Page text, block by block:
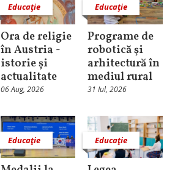
Educaţie
Ora de religie
în Austria -
istorie și
actualitate
06 Aug, 2026
Educaţie
Programe de
robotică şi
arhitectură în
mediul rural
31 Iul, 2026
Educaţie Educaţie